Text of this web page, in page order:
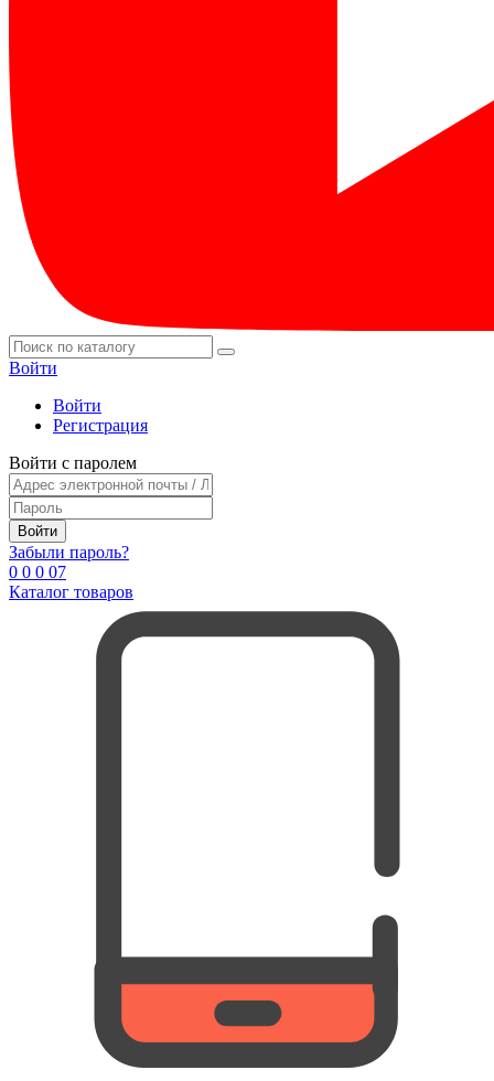
Войти
Войти
Регистрация
Войти с паролем
Войти
Забыли пароль?
0 0 0 07
Каталог товаров